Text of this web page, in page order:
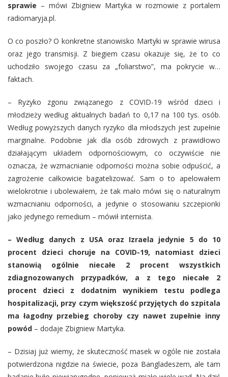
sprawie – mówi Zbigniew Martyka w rozmowie z portalem
radiomaryja.pl.
O co poszło? O konkretne stanowisko Martyki w sprawie wirusa
oraz jego transmisji. Z biegiem czasu okazuje się, że to co
uchodziło swojego czasu za „foliarstwo”, ma pokrycie w…
faktach.
– Ryzyko zgonu związanego z COVID-19 wśród dzieci i
młodzieży według aktualnych badań to 0,17 na 100 tys. osób.
Według powyższych danych ryzyko dla młodszych jest zupełnie
marginalne. Podobnie jak dla osób zdrowych z prawidłowo
działającym układem odpornościowym, co oczywiście nie
oznacza, że wzmacnianie odporności można sobie odpuścić, a
zagrożenie całkowicie bagatelizować. Sam o to apelowałem
wielokrotnie i ubolewałem, że tak mało mówi się o naturalnym
wzmacnianiu odporności, a jedynie o stosowaniu szczepionki
jako jedynego remedium – mówił internista.
– Według danych z USA oraz Izraela jedynie 5 do 10
procent dzieci choruje na COVID-19, natomiast dzieci
stanowią ogólnie niecałe 2 procent wszystkich
zdiagnozowanych przypadków, a z tego niecałe 2
procent dzieci z dodatnim wynikiem testu podlega
hospitalizacji, przy czym większość przyjętych do szpitala
ma łagodny przebieg choroby czy nawet zupełnie inny
powód – dodaje Zbigniew Martyka.
– Dzisiaj już wiemy, że skuteczność masek w ogóle nie została
potwierdzona nigdzie na świecie, poza Bangladeszem, ale tam